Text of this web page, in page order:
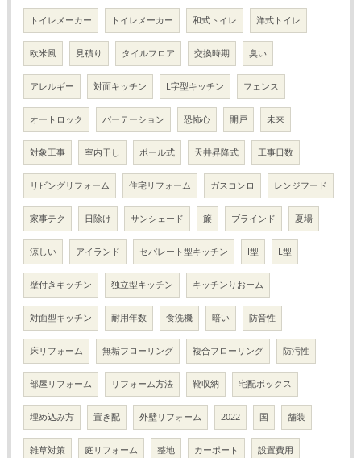
トイレメーカー トイレメーカー 和式トイレ 洋式トイレ
欧米風 見積り タイルフロア 交換時期 臭い
アレルギー 対面キッチン L字型キッチン フェンス
オートロック パーテーション 恐怖心 開戸 未来
対象工事 室内干し ポール式 天井昇降式 工事日数
リビングリフォーム 住宅リフォーム ガスコンロ レンジフード
家事テク 日除け サンシェード 簾 ブラインド 夏場
涼しい アイランド セパレート型キッチン I型 L型
壁付きキッチン 独立型キッチン キッチンりおーム
対面型キッチン 耐用年数 食洗機 暗い 防音性
床リフォーム 無垢フローリング 複合フローリング 防汚性
部屋リフォーム リフォーム方法 靴収納 宅配ボックス
埋め込み方 置き配 外壁リフォーム 2022 国 舗装
雑草対策 庭リフォーム 整地 カーポート 設置費用